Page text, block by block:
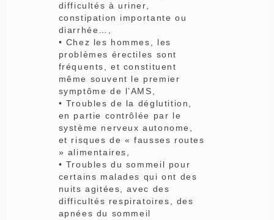
difficultés à uriner,
constipation importante ou
diarrhée…,
• Chez les hommes, les
problèmes érectiles sont
fréquents, et constituent
même souvent le premier
symptôme de l’AMS,
• Troubles de la déglutition,
en partie contrôlée par le
système nerveux autonome,
et risques de « fausses routes
» alimentaires,
• Troubles du sommeil pour
certains malades qui ont des
nuits agitées, avec des
difficultés respiratoires, des
apnées du sommeil